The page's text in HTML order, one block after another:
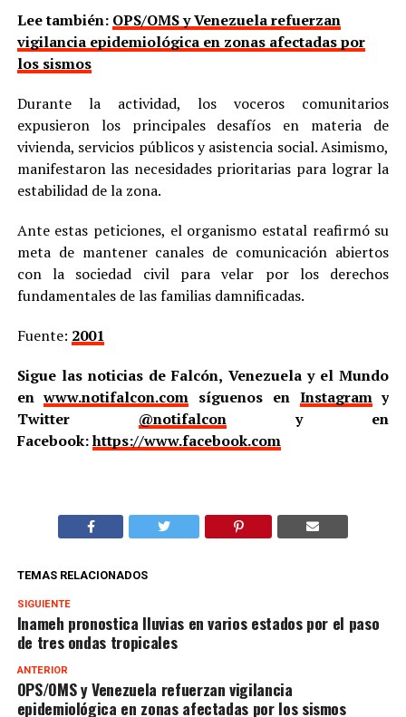
Lee también: OPS/OMS y Venezuela refuerzan
vigilancia epidemiológica en zonas afectadas por
los sismos
Durante la actividad, los voceros comunitarios
expusieron los principales desafíos en materia de
vivienda, servicios públicos y asistencia social. Asimismo,
manifestaron las necesidades prioritarias para lograr la
estabilidad de la zona.
Ante estas peticiones, el organismo estatal reafirmó su
meta de mantener canales de comunicación abiertos
con la sociedad civil para velar por los derechos
fundamentales de las familias damnificadas.
Fuente: 2001
Sigue las noticias de Falcón, Venezuela y el Mundo
enwww.notifalcon.com síguenos en Instagramy
Twitter @notifalcony en
Facebook:https://www.facebook.com
TEMAS RELACIONADOS
SIGUIENTE
Inameh pronostica lluvias en varios estados por el paso
de tres ondas tropicales
ANTERIOR
OPS/OMS y Venezuela refuerzan vigilancia
epidemiológica en zonas afectadas por los sismos